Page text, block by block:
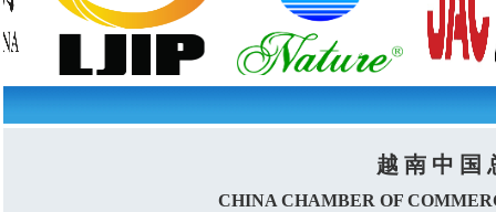
越 南 中 国
CHINA CHAMBER OF